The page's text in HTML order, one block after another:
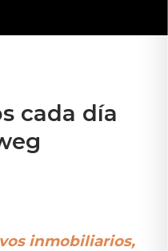
cada día
inmobiliarios,